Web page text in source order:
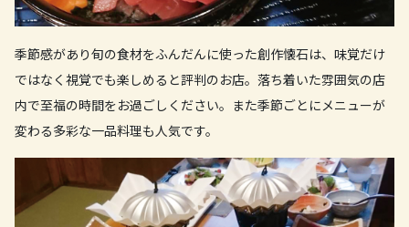
カフェ
その他
クーポンの利用方法
お問い合わせ
季節感があり旬の食材をふんだんに使った創作懐石は、味覚だけ
ではなく視覚でも楽しめると評判のお店。落ち着いた雰囲気の店
内で至福の時間をお過ごしください。また季節ごとにメニューが
変わる多彩な一品料理も人気です。